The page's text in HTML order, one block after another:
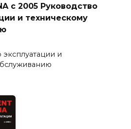
с 2005 Руководство
и техническому
эксплуатации и